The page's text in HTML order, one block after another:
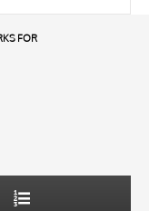
FOR